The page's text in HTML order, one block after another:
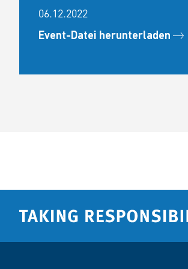
06.12.2022
Event-Datei herunterladen